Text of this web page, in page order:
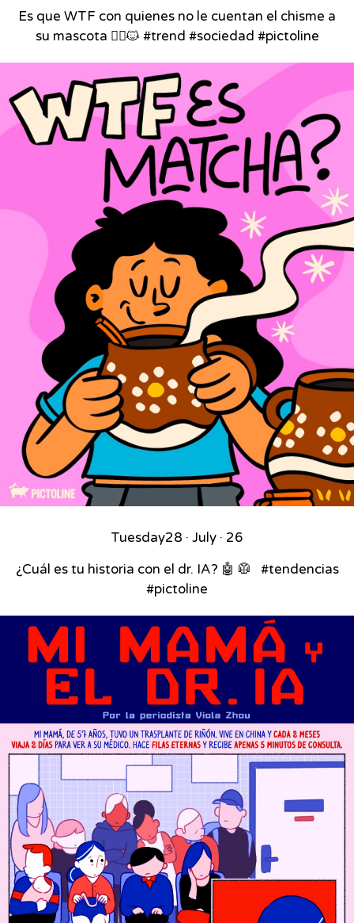
Es que WTF con quienes no le cuentan el chisme a
su mascota 🙂‍↕️🐱 #trend #sociedad #pictoline
Tuesday28 · July · 26
¿Cuál es tu historia con el dr. IA? 🤖 🥼 ⁣ ⁣ #tendencias
#pictoline